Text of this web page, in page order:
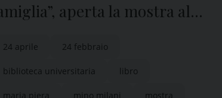
aperta la mostra alla
Pavia
24 aprile 24 febbraio
biblioteca universitaria libro
maria piera mino milani mostra